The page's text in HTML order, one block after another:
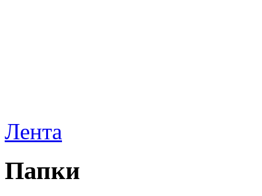
Лента
Папки